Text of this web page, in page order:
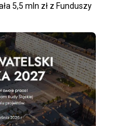
5,5 mln zł z Funduszy